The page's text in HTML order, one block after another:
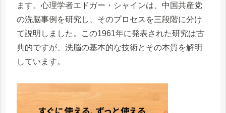
ます。心理学者エドガー・シャインは、中国共産党
の洗脳事例を研究し、そのプロセスを三段階に分け
て説明しました。この1961年に発表された研究は古
典的ですが、洗脳の基本的な技術とその本質を解明
しています。